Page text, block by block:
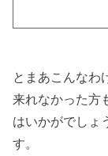
とまあこんなわ
来れなかった方
はいかがでしょ
す。